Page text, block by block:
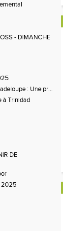
- DIMANCHE
: Une pr...
à Trinidad
DE
2025